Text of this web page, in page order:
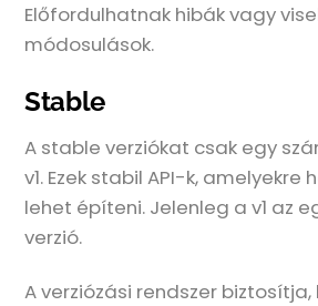
Előfordulhatnak hibák vagy
módosulások.
Stable
A stable verziókat csak egy
v1. Ezek stabil API-k, amelyekre
lehet építeni. Jelenleg a v1 az
verzió.
A verziózási rendszer biztosítja,